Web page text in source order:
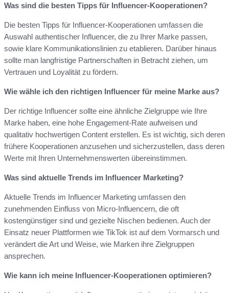
Was sind die besten Tipps für Influencer-Kooperationen?
Die besten Tipps für Influencer-Kooperationen umfassen die
Auswahl authentischer Influencer, die zu Ihrer Marke passen,
sowie klare Kommunikationslinien zu etablieren. Darüber hinaus
sollte man langfristige Partnerschaften in Betracht ziehen, um
Vertrauen und Loyalität zu fördern.
Wie wähle ich den richtigen Influencer für meine Marke aus?
Der richtige Influencer sollte eine ähnliche Zielgruppe wie Ihre
Marke haben, eine hohe Engagement-Rate aufweisen und
qualitativ hochwertigen Content erstellen. Es ist wichtig, sich deren
frühere Kooperationen anzusehen und sicherzustellen, dass deren
Werte mit Ihren Unternehmenswerten übereinstimmen.
Was sind aktuelle Trends im Influencer Marketing?
Aktuelle Trends im Influencer Marketing umfassen den
zunehmenden Einfluss von Micro-Influencern, die oft
kostengünstiger sind und gezielte Nischen bedienen. Auch der
Einsatz neuer Plattformen wie TikTok ist auf dem Vormarsch und
verändert die Art und Weise, wie Marken ihre Zielgruppen
ansprechen.
Wie kann ich meine Influencer-Kooperationen optimieren?